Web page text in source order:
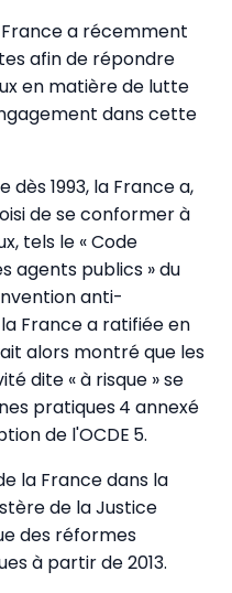
France a récemment
afin de répondre
en matière de lutte
dans cette
dès 1993, la France a,
de se conformer à
tels le « Code
agents publics » du
anti-
France a ratifiée en
alors montré que les
dite « à risque » se
pratiques 4 annexé
de l'OCDE 5.
la France dans la
de la Justice
des réformes
à partir de 2013.